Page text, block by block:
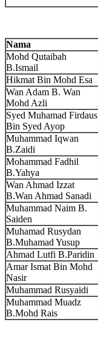
Nama
Mohd Qutaibah
B.Ismail
Hikmat Bin Mohd Esa
Wan Adam B. Wan
Mohd Azli
Syed Muhamad Firdaus
Bin Syed Ayop
Muhammad Iqwan
B.Zaidi
Mohammad Fadhil
B.Yahya
Wan Ahmad Izzat
B.Wan Ahmad Sanadi
Muhammad Naim B.
Saiden
Muhamad Rusydan
B.Muhamad Yusup
Ahmad Lutfi B.Paridin
Amar Ismat Bin Mohd
Nasir
Muhammad Rusyaidi
Muhammad Muadz
B.Mohd Rais